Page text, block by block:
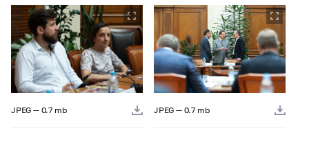
JPEG — 0.7 mb JPEG — 0.7 mb